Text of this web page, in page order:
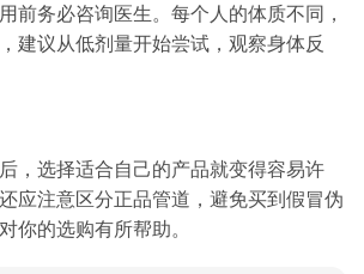
前务必咨询医生。每个人的体质不同，
建议从低剂量开始尝试，观察身体反
，选择适合自己的产品就变得容易许
应注意区分正品管道，避免买到假冒伪
你的选购有所帮助。